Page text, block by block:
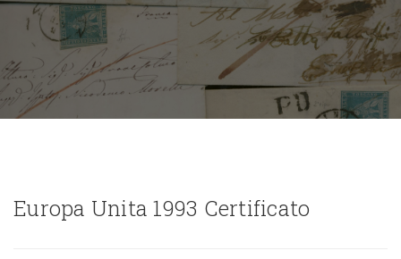
Europa Unita 1993 Certificato